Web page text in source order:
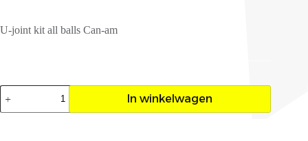
U-joint kit all balls Can-am
U-
Joint
kit
In winkelwagen